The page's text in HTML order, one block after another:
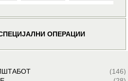
ОПЕРАЦИИ
(146)